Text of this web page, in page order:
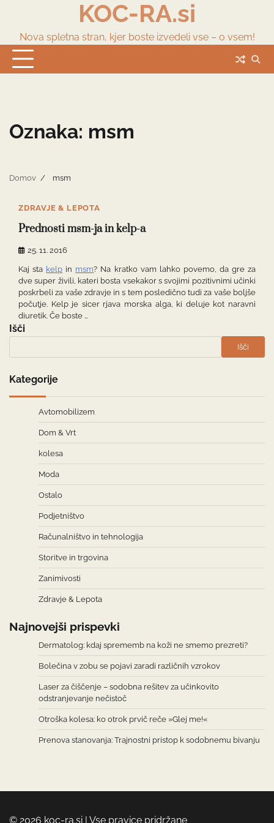
content
KOC-RA.si
Nova spletna stran, kjer boste izvedeli vse – o vsem!
Oznaka: msm
Domov msm
ZDRAVJE & LEPOTA
Prednosti msm-ja in kelp-a
25. 11. 2016
Kaj sta kelp in msm? Na kratko vam lahko povemo, da gre za
dve super živili, kateri bosta vsekakor s svojimi pozitivnimi učinki
poskrbeli za vaše zdravje in s tem posledično tudi za vaše boljše
počutje. Kelp je sicer rjava morska alga, ki deluje kot naravni
diuretik. Če boste …
Išči
Išči
Kategorije
Avtomobilizem
Dom & Vrt
kolesa
Moda
Ostalo
Podjetništvo
Računalništvo in tehnologija
Storitve in trgovina
Zanimivosti
Zdravje & Lepota
Najnovejši prispevki
Dermatolog: kdaj sprememb na koži ne smemo prezreti?
Bolečina v zobu se pojavi zaradi različnih vzrokov
Laser za čiščenje – sodobna rešitev za učinkovito
odstranjevanje nečistoč
Otroška kolesa: ko otrok prvič reče »Glej me!«
Prenova stanovanja: Trajnostni pristop k sodobnemu bivanju
© 2026 koc-ra.si | Vse pravice pridržane